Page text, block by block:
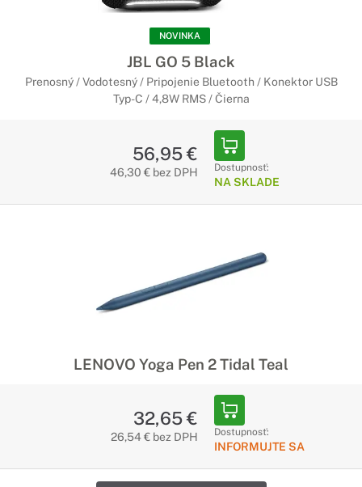
NOVINKA
JBL GO 5 Black
Prenosný / Vodotesný / Pripojenie Bluetooth / Konektor USB
Typ-C / 4,8W RMS / Čierna
56,95 €
46,30 € bez DPH Dostupnosť:
NA SKLADE
LENOVO Yoga Pen 2 Tidal Teal
32,65 €
26,54 € bez DPH Dostupnosť:
INFORMUJTE SA